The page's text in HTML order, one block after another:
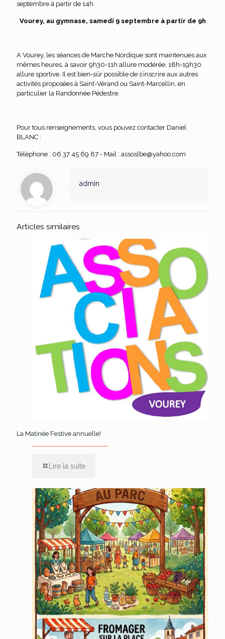
septembre à partir de 14h.
. Vourey, au gymnase, samedi 9 septembre à partir de 9h.
A Vourey, les séances de Marche Nordique sont maintenues aux
mêmes heures, à savoir 9h30-11h allure modérée, 18h-19h30
allure sportive. Il est bien-sûr possible de s’inscrire aux autres
activités proposées à Saint-Vérand ou Saint-Marcellin, en
particulier la Randonnée Pédestre.
Pour tous renseignements, vous pouvez contacter Daniel
BLANC :
Téléphone : 06 37 45 69 87 - Mail : assoslbe@yahoo.com
admin
Articles similaires
La Matinée Festive annuelle!
Lire la suite